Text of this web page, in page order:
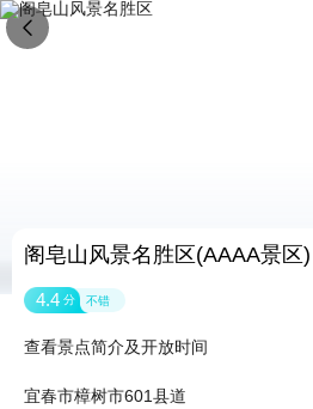
阁皂山风景名胜区(AAAA景区)
4.4 分 不错
查看景点简介及开放时间
宜春市樟树市601县道
